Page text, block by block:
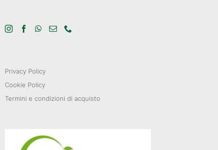
Privacy Policy
Cookie Policy
Termini e condizioni di acquisto